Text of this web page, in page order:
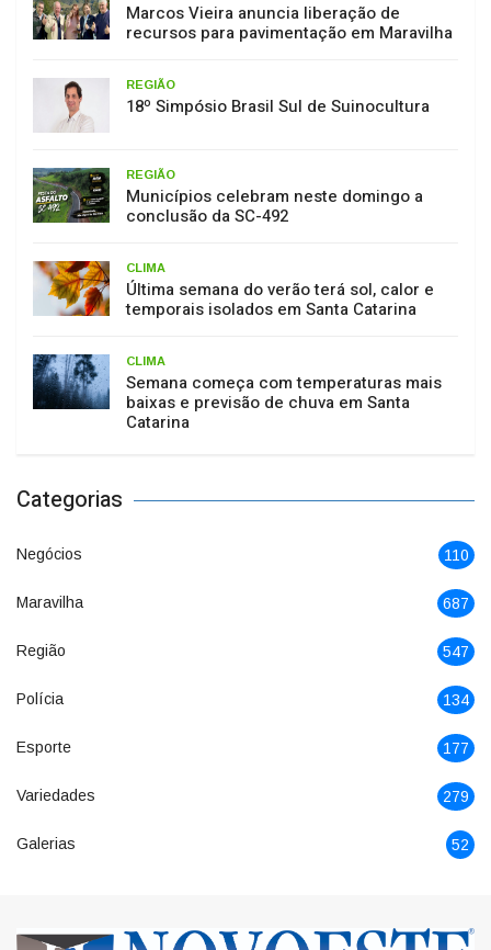
Marcos Vieira anuncia liberação de
recursos para pavimentação em Maravilha
REGIÃO
18º Simpósio Brasil Sul de Suinocultura
REGIÃO
Municípios celebram neste domingo a
conclusão da SC-492
CLIMA
Última semana do verão terá sol, calor e
temporais isolados em Santa Catarina
CLIMA
Semana começa com temperaturas mais
baixas e previsão de chuva em Santa
Catarina
Categorias
Negócios 110
Maravilha 687
Região 547
Polícia 134
Esporte 177
Variedades 279
Galerias 52